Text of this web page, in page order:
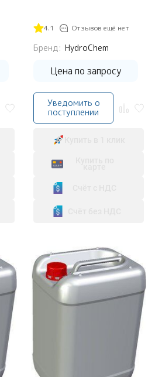
4.1 Отзывов ещё нет
Бренд: HydroChem
Цена по запросу
Уведомить о
поступлении